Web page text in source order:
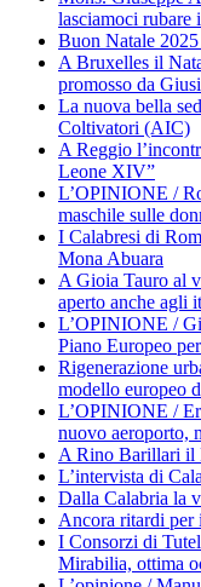
lasciamoci rubare
Buon Natale
A Bruxelles il
promosso da
La nuova bella
Coltivatori (AIC)
A Reggio
Leone XIV”
L’OPINIONE /
maschile sulle
I Calabresi di
Mona Abuara
A Gioia Tauro al
aperto anche agli
L’OPINIONE /
Piano Europeo
Rigenerazione
modello europeo
L’OPINIONE /
nuovo aeroporto,
A Rino Barillari il
L’intervista di
Dalla Calabria la
Ancora ritardi
I Consorzi di
Mirabilia, ottima